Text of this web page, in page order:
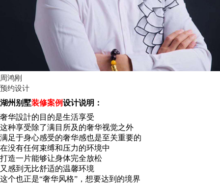
周鸿刚
预约设计
湖州别墅装修案例设计说明：
奢华設計的目的是生活享受
这种享受除了满目所及的奢华视觉之外
满足于身心感受的奢华感也是至关重要的
在没有任何束缚和压力的环境中
打造一片能够让身体完全放松
又感到无比舒适的温馨环境
这个也正是“奢华风格”，想要达到的境界